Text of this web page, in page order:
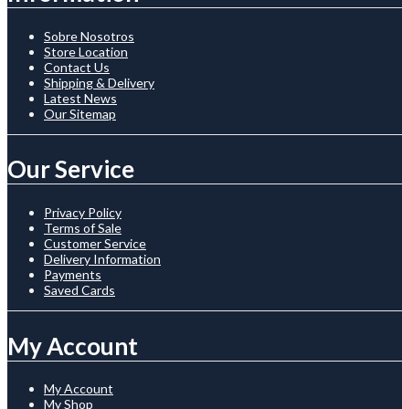
Sobre Nosotros
Store Location
Contact Us
Shipping & Delivery
Latest News
Our Sitemap
Our Service
Privacy Policy
Terms of Sale
Customer Service
Delivery Information
Payments
Saved Cards
My Account
My Account
My Shop